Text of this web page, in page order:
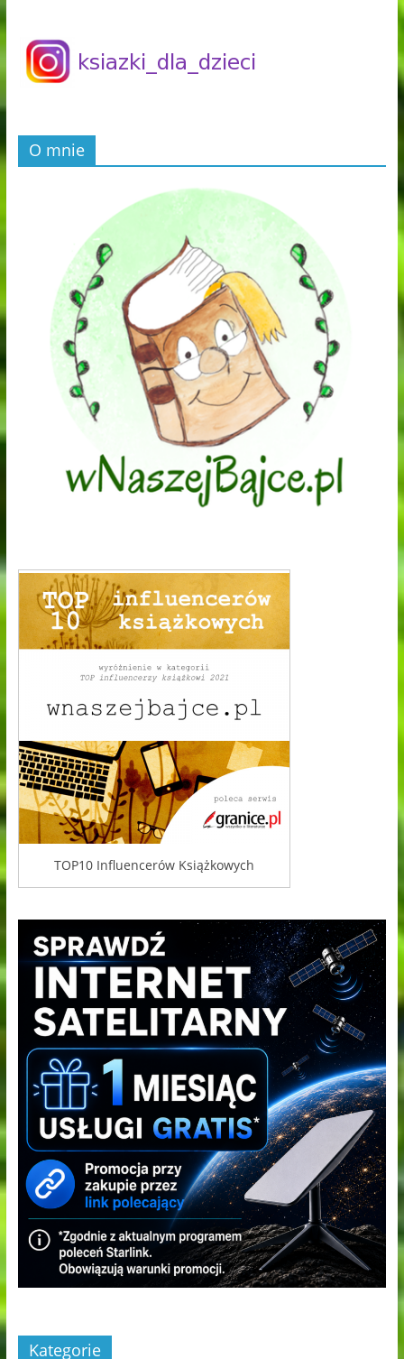
O mnie
TOP10 Influencerów Książkowych
Kategorie